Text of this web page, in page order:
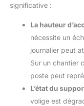
significative :
La hauteur
nécessite un
journalier peut
Sur un chantier
poste peut
L’état du
volige est